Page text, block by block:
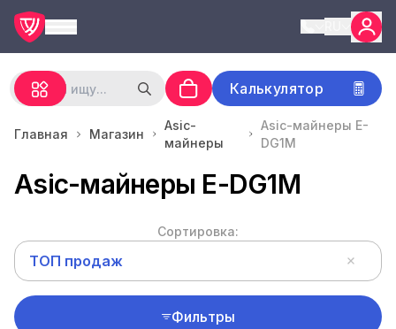
Калькулятор
Главная Магазин
Asic-
майнеры
Asic-майнеры E-
DG1M
Asic-майнеры E-DG1M
Сортировка:
ТОП продаж
Фильтры